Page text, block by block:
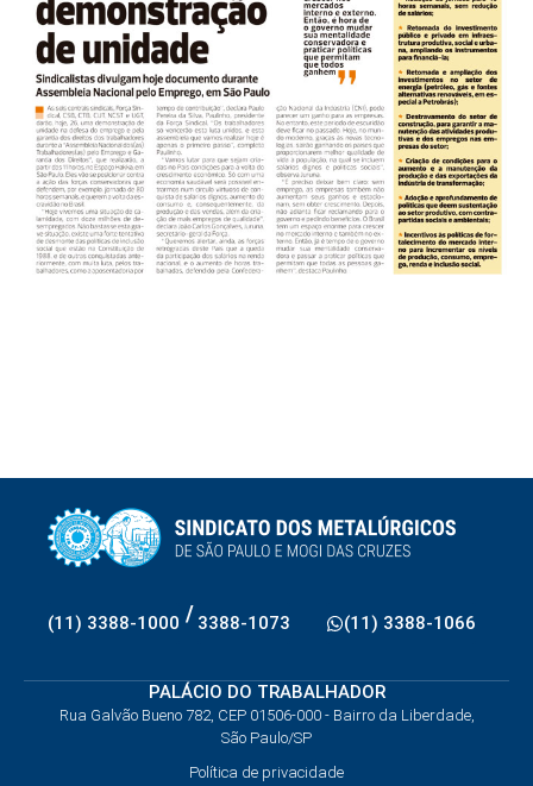
(11) 3388-1000 / 3388-1073 (11) 3388-1066
PALÁCIO DO TRABALHADOR
Rua Galvão Bueno 782, CEP 01506-000 - Bairro da Liberdade,
São Paulo/SP
Política de privacidade